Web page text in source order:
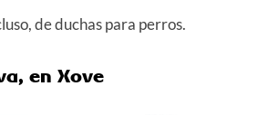
de duchas para perros.
en Xove